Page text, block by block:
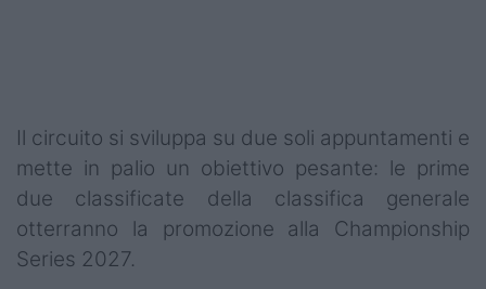
Il circuito si sviluppa su due soli appuntamenti e
mette in palio un obiettivo pesante: le prime
due classificate della classifica generale
otterranno la promozione alla Championship
Series 2027.